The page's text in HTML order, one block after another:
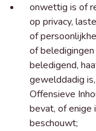
onwettig is of
op privacy,
of
of
beledigend,
gewelddadig
Offensieve
bevat, of enige
beschouwt;